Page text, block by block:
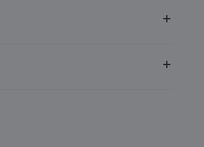
Немига, 5, пом. 39